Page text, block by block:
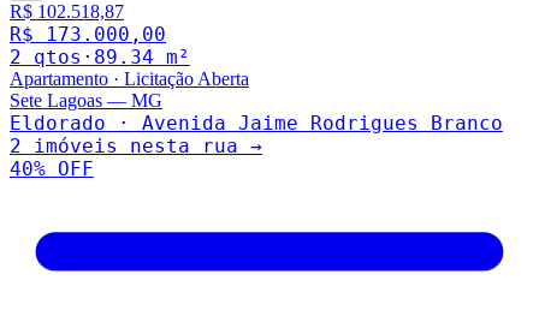
R$ 102.518,87
R$ 173.000,00
2 qtos · 89.34 m²
Apartamento · Licitação Aberta
Sete Lagoas — MG
Eldorado · Avenida Jaime Rodrigues Branco
2 imóveis nesta rua →
40% OFF